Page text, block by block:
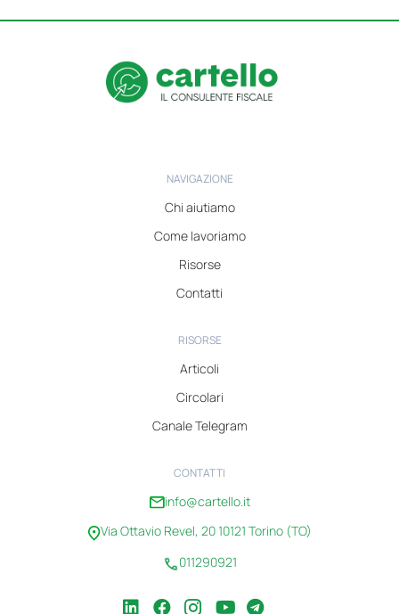
NAVIGAZIONE
Chi aiutiamo
Come lavoriamo
Risorse
Contatti
RISORSE
Articoli
Circolari
Canale Telegram
CONTATTI
info@cartello.it
Via Ottavio Revel, 20 10121 Torino (TO)
011290921